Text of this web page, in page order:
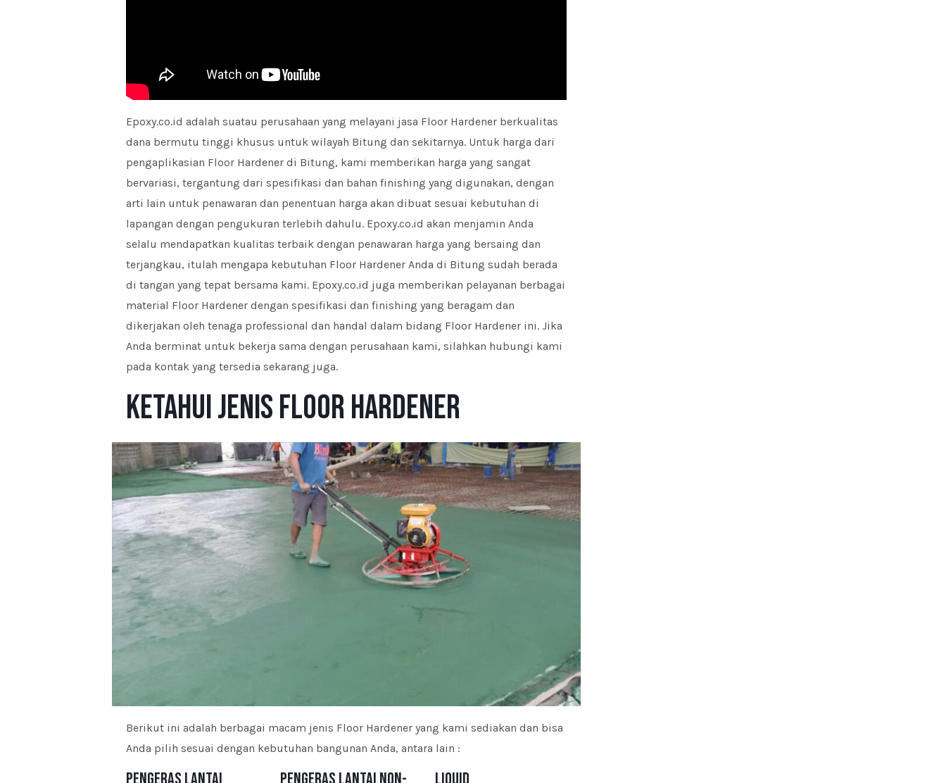
Epoxy.co.id adalah suatau perusahaan yang melayani jasa Floor Hardener berkualitas
dana bermutu tinggi khusus untuk wilayah Bitung dan sekitarnya. Untuk harga dari
pengaplikasian Floor Hardener di Bitung, kami memberikan harga yang sangat
bervariasi, tergantung dari spesifikasi dan bahan finishing yang digunakan, dengan
arti lain untuk penawaran dan penentuan harga akan dibuat sesuai kebutuhan di
lapangan dengan pengukuran terlebih dahulu. Epoxy.co.id akan menjamin Anda
selalu mendapatkan kualitas terbaik dengan penawaran harga yang bersaing dan
terjangkau, itulah mengapa kebutuhan Floor Hardener Anda di Bitung sudah berada
di tangan yang tepat bersama kami. Epoxy.co.id juga memberikan pelayanan berbagai
material Floor Hardener dengan spesifikasi dan finishing yang beragam dan
dikerjakan oleh tenaga professional dan handal dalam bidang Floor Hardener ini. Jika
Anda berminat untuk bekerja sama dengan perusahaan kami, silahkan hubungi kami
pada kontak yang tersedia sekarang juga.
Ketahui Jenis Floor Hardener
Berikut ini adalah berbagai macam jenis Floor Hardener yang kami sediakan dan bisa
Anda pilih sesuai dengan kebutuhan bangunan Anda, antara lain :